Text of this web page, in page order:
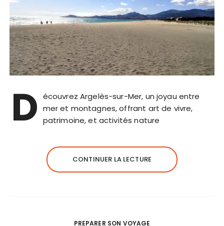
D écouvrez Argelès-sur-Mer, un joyau entre
mer et montagnes, offrant art de vivre,
patrimoine, et activités nature
CONTINUER LA LECTURE
PREPARER SON VOYAGE